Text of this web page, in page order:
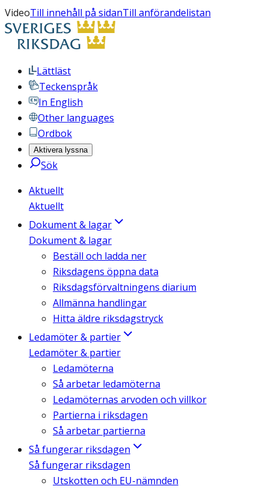
VideoTill innehåll på sidanTill anförandelistan
Lättläst
Teckenspråk
In English
Other languages
Ordbok
Aktivera lyssna
Sök
Aktuellt
Aktuellt
Dokument & lagar
Dokument & lagar
Beställ och ladda ner
Riksdagens öppna data
Riksdagsförvaltningens diarium
Allmänna handlingar
Hitta äldre riksdagstryck
Ledamöter & partier
Ledamöter & partier
Ledamöterna
Så arbetar ledamöterna
Ledamöternas arvoden och villkor
Partierna i riksdagen
Så arbetar partierna
Så fungerar riksdagen
Så fungerar riksdagen
Utskotten och EU-nämnden